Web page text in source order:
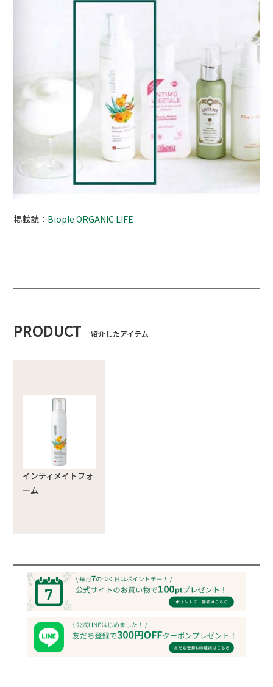
掲載誌： Biople ORGANIC LIFE
PRODUCT 紹介したアイテム
インティメイトフォ
ーム